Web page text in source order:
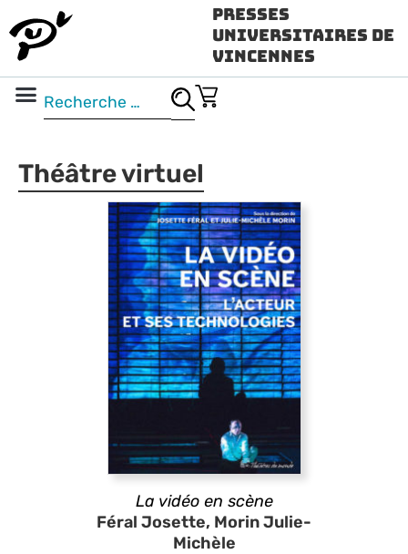
Presses
Universitaires de
Vincennes
Théâtre virtuel
La vidéo en scène
Féral Josette, Morin Julie-
Michèle